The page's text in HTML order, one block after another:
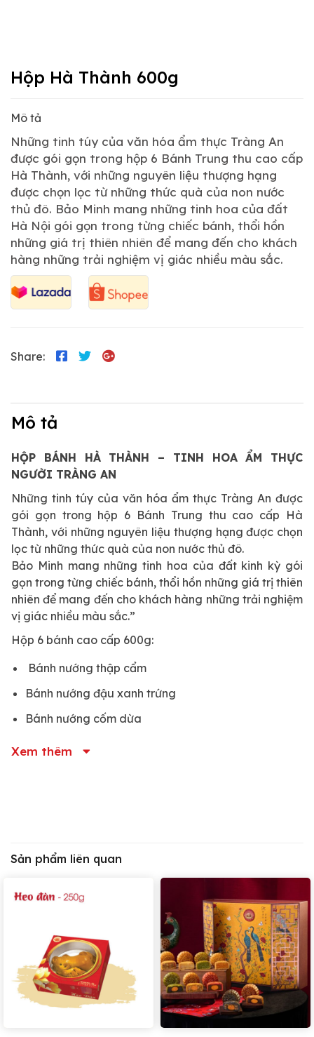
Hộp Hà Thành 600g
Mô tả
Những tinh túy của văn hóa ẩm thực Tràng An
được gói gọn trong hộp 6 Bánh Trung thu cao cấp
Hà Thành, với những nguyên liệu thượng hạng
được chọn lọc từ những thức quà của non nước
thủ đô. Bảo Minh mang những tinh hoa của đất
Hà Nội gói gọn trong từng chiếc bánh, thổi hồn
những giá trị thiên nhiên để mang đến cho khách
hàng những trải nghiệm vị giác nhiều màu sắc.
Share:
Mô tả
Xem thêm
HỘP BÁNH HÀ THÀNH – TINH HOA ẨM THỰC
NGƯỜI TRÀNG AN
Những tinh túy của văn hóa ẩm thực Tràng An được
gói gọn trong hộp 6 Bánh Trung thu cao cấp Hà
Thành, với những nguyên liệu thượng hạng được chọn
lọc từ những thức quà của non nước thủ đô.
Bảo Minh mang những tinh hoa của đất kinh kỳ gói
gọn trong từng chiếc bánh, thổi hồn những giá trị thiên
nhiên để mang đến cho khách hàng những trải nghiệm
vị giác nhiều màu sắc.”
Hộp 6 bánh cao cấp 600g:
Bánh nướng thập cẩm
Bánh nướng đậu xanh trứng
Bánh nướng cốm dừa
Bánh nướng thập cẩm cao cấp
Bánh dẻo thập cẩm
Bánh nướng thập cẩm cao cấp
Bánh nướng đậu xanh trứng
Bánh nướng pho mai cà phê
Liên hệ Bánh kẹo Bảo Minh để được tư vấn món quà
Sản phẩm liên quan